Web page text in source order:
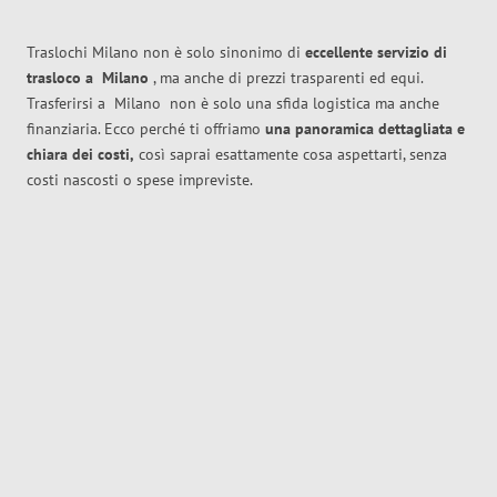
Traslochi Milano non è solo sinonimo di eccellente servizio di
trasloco a Milano , ma anche di prezzi trasparenti ed equi.
Trasferirsi a Milano non è solo una sfida logistica ma anche
finanziaria. Ecco perché ti offriamo una panoramica dettagliata e
chiara dei costi, così saprai esattamente cosa aspettarti, senza
costi nascosti o spese impreviste.